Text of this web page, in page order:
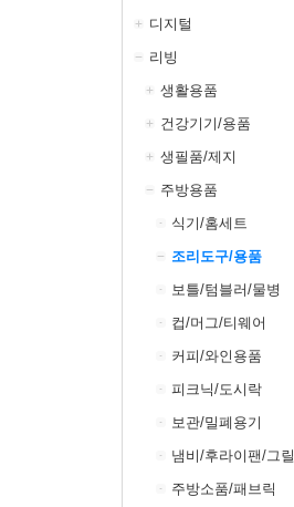
디지털
리빙
생활용품
건강기기/용품
생필품/제지
주방용품
식기/홈세트
조리도구/용품
보틀/텀블러/물병
컵/머그/티웨어
커피/와인용품
피크닉/도시락
보관/밀폐용기
냄비/후라이팬/그릴
주방소품/패브릭